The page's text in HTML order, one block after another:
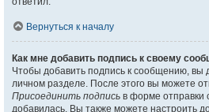
Вернуться к началу
Как мне добавить подпись к своему
Чтобы добавить подпись к сообщению, вы
личном разделе. После этого вы можете
Присоединить подпись в форме отправки
добавилась. Вы также можете настроить